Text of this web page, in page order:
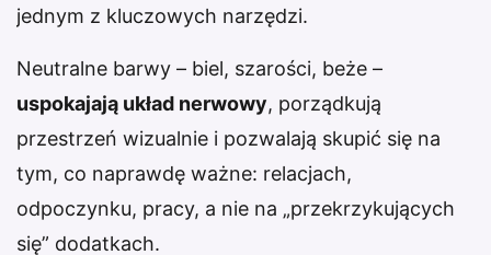
jednym z kluczowych narzędzi.
Neutralne barwy – biel, szarości, beże –
uspokajają układ nerwowy, porządkują
przestrzeń wizualnie i pozwalają skupić się na
tym, co naprawdę ważne: relacjach,
odpoczynku, pracy, a nie na „przekrzykujących
się” dodatkach.